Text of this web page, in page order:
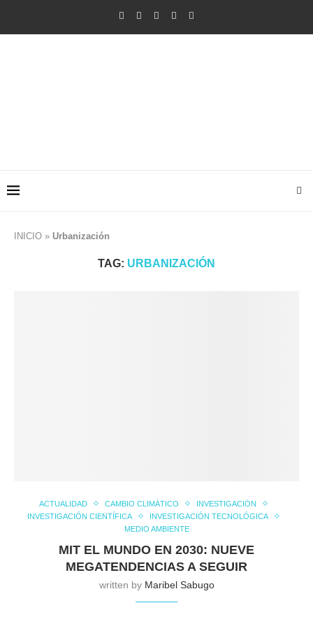
INICIO » Urbanización
TAG: URBANIZACIÓN
ACTUALIDAD CAMBIO CLIMÁTICO
INVESTIGACIÓN
INVESTIGACIÓN CIENTÍFICA
INVESTIGACIÓN TECNOLÓGICA
MEDIO AMBIENTE
MIT EL MUNDO EN 2030: NUEVE
MEGATENDENCIAS A SEGUIR
written by Maribel Sabugo